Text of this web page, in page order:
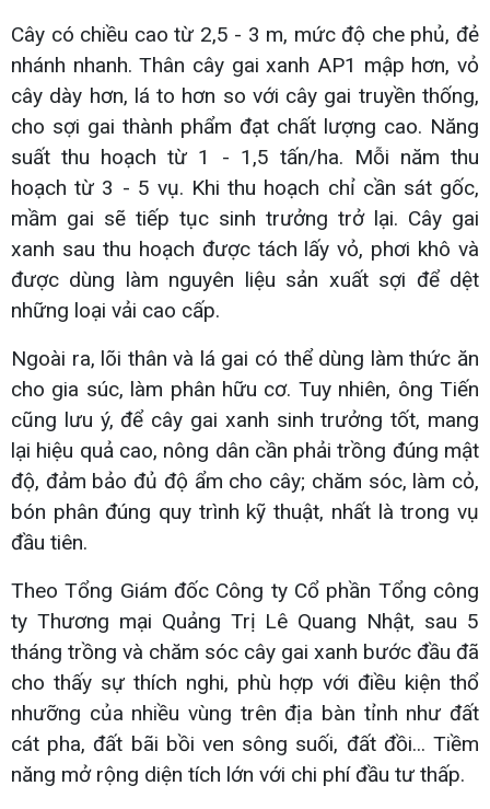
Cây có chiều cao từ 2,5 - 3 m, mức độ che phủ, đẻ
nhánh nhanh. Thân cây gai xanh AP1 mập hơn, vỏ
cây dày hơn, lá to hơn so với cây gai truyền thống,
cho sợi gai thành phẩm đạt chất lượng cao. Năng
suất thu hoạch từ 1 - 1,5 tấn/ha. Mỗi năm thu
hoạch từ 3 - 5 vụ. Khi thu hoạch chỉ cần sát gốc,
mầm gai sẽ tiếp tục sinh trưởng trở lại. Cây gai
xanh sau thu hoạch được tách lấy vỏ, phơi khô và
được dùng làm nguyên liệu sản xuất sợi để dệt
những loại vải cao cấp.
Ngoài ra, lõi thân và lá gai có thể dùng làm thức ăn
cho gia súc, làm phân hữu cơ. Tuy nhiên, ông Tiến
cũng lưu ý, để cây gai xanh sinh trưởng tốt, mang
lại hiệu quả cao, nông dân cần phải trồng đúng mật
độ, đảm bảo đủ độ ẩm cho cây; chăm sóc, làm cỏ,
bón phân đúng quy trình kỹ thuật, nhất là trong vụ
đầu tiên.
Theo Tổng Giám đốc Công ty Cổ phần Tổng công
ty Thương mại Quảng Trị Lê Quang Nhật, sau 5
tháng trồng và chăm sóc cây gai xanh bước đầu đã
cho thấy sự thích nghi, phù hợp với điều kiện thổ
nhưỡng của nhiều vùng trên địa bàn tỉnh như đất
cát pha, đất bãi bồi ven sông suối, đất đồi... Tiềm
năng mở rộng diện tích lớn với chi phí đầu tư thấp.